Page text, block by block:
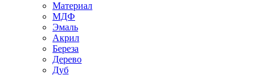
Материал
МДФ
Эмаль
Акрил
Береза
Дерево
Дуб